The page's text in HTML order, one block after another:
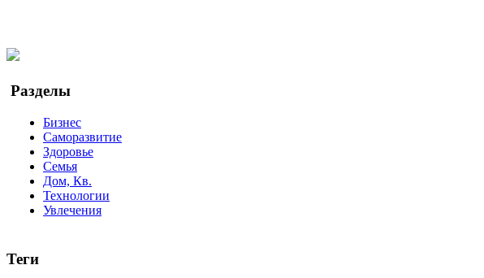
Разделы
Бизнес
Саморазвитие
Здоровье
Семья
Дом, Кв.
Технологии
Увлечения
Теги